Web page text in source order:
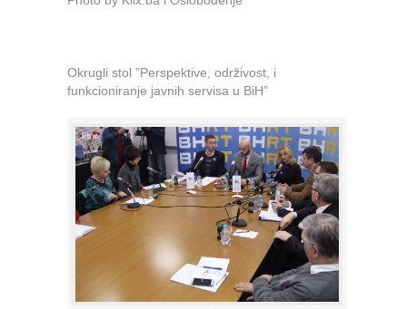
Okrugli stol ”Perspektive, održivost, i
funkcioniranje javnih servisa u BiH”